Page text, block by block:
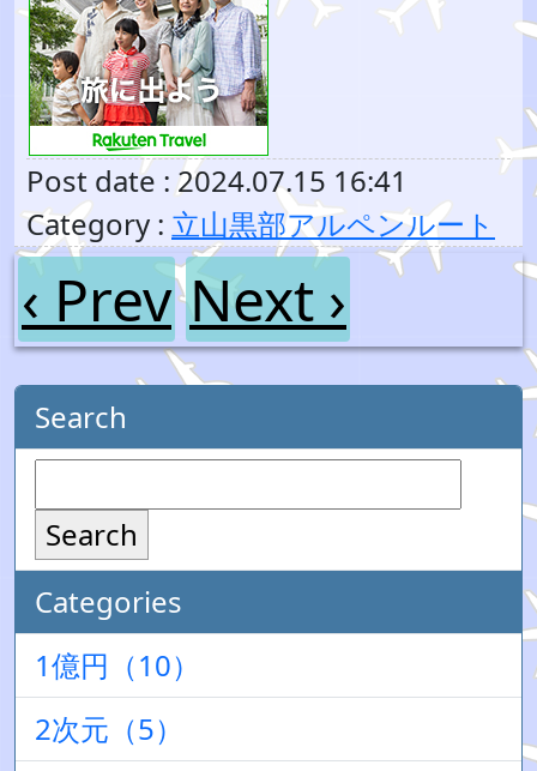
Post date : 2024.07.15 16:41
Category : 立山黒部アルペンルート
‹ Prev Next ›
Search
Search
Categories
1億円（10）
2次元（5）